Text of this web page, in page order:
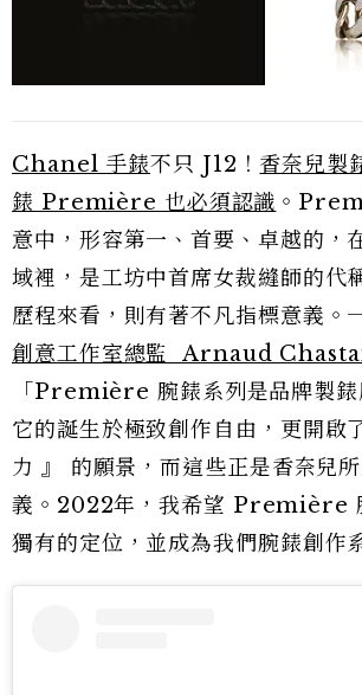
Chanel 手錶不只 J12！ 香奈兒製
錶 Première 也必須認識 。
意中，形容第一、首要、卓越的，
域裡，是工坊中首席女裁縫師的代
歷程來看，則有著不凡指標意義。
創意工作室總監 Arnaud
「Première 腕錶系列是品牌製錶
它的誕生於極致創作自由，更開啟
力 』 的願景，而這些正是香奈兒
義。2022年，我希望 Première
獨有的定位，並成為我們腕錶創作